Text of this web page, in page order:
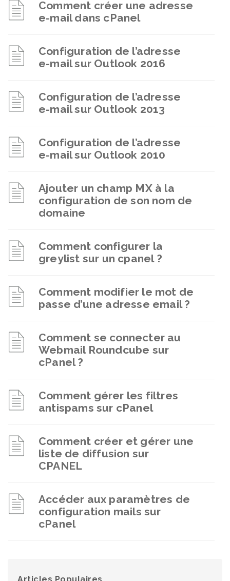
Comment créer une adresse
e-mail dans cPanel
Configuration de l’adresse
e-mail sur Outlook 2016
Configuration de l’adresse
e-mail sur Outlook 2013
Configuration de l’adresse
e-mail sur Outlook 2010
Ajouter un champ MX à la
configuration de son nom de
domaine
Comment configurer la
greylist sur un cpanel ?
Comment modifier le mot de
passe d’une adresse email ?
Comment se connecter au
Webmail Roundcube sur
cPanel ?
Comment gérer les filtres
antispams sur cPanel
Comment créer et gérer une
liste de diffusion sur
CPANEL
Accéder aux paramètres de
configuration mails sur
cPanel